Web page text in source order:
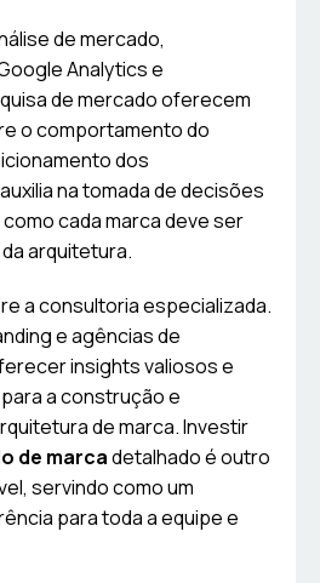
de mercado,
Analytics e
de mercado oferecem
o comportamento do
dos
na tomada de decisões
cada marca deve ser
arquitetura.
a consultoria especializada.
e agências de
insights valiosos e
a construção e
de marca. Investir
de marcadetalhado é outro
servindo como um
para toda a equipe e